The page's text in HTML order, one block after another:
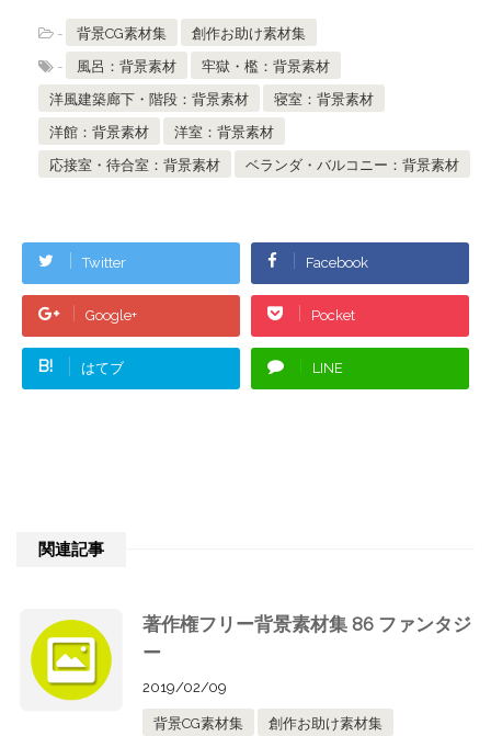
- 背景CG素材集
創作お助け素材集
-
風呂：背景素材
牢獄・檻：背景素材
洋風建築廊下・階段：背景素材
寝室：背景素材
洋館：背景素材
洋室：背景素材
応接室・待合室：背景素材
ベランダ・バルコニー：背景素材
Twitter Facebook
Google+ Pocket
B! はてブ LINE
関連記事
著作権フリー背景素材集 86 ファンタジ
ー
2019/02/09
背景CG素材集 創作お助け素材集